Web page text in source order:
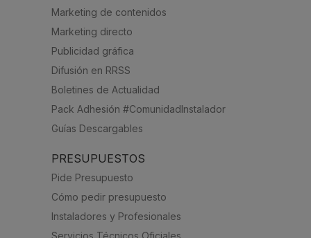
Marketing de contenidos
Marketing directo
Publicidad gráfica
Difusión en RRSS
Boletines de Actualidad
Pack Adhesión #ComunidadInstalador
Guías Descargables
PRESUPUESTOS
Pide Presupuesto
Cómo pedir presupuesto
Instaladores y Profesionales
Servicios Técnicos Oficiales